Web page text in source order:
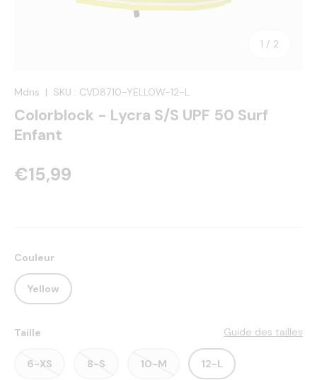
1 / de
2
Mdns | SKU : CVD8710-YELLOW-12-L
Colorblock - Lycra S/S UPF 50 Surf
Enfant
€15,99
Couleur
Yellow
Taille Guide des tailles
6-XS 8-S 10-M 12-L